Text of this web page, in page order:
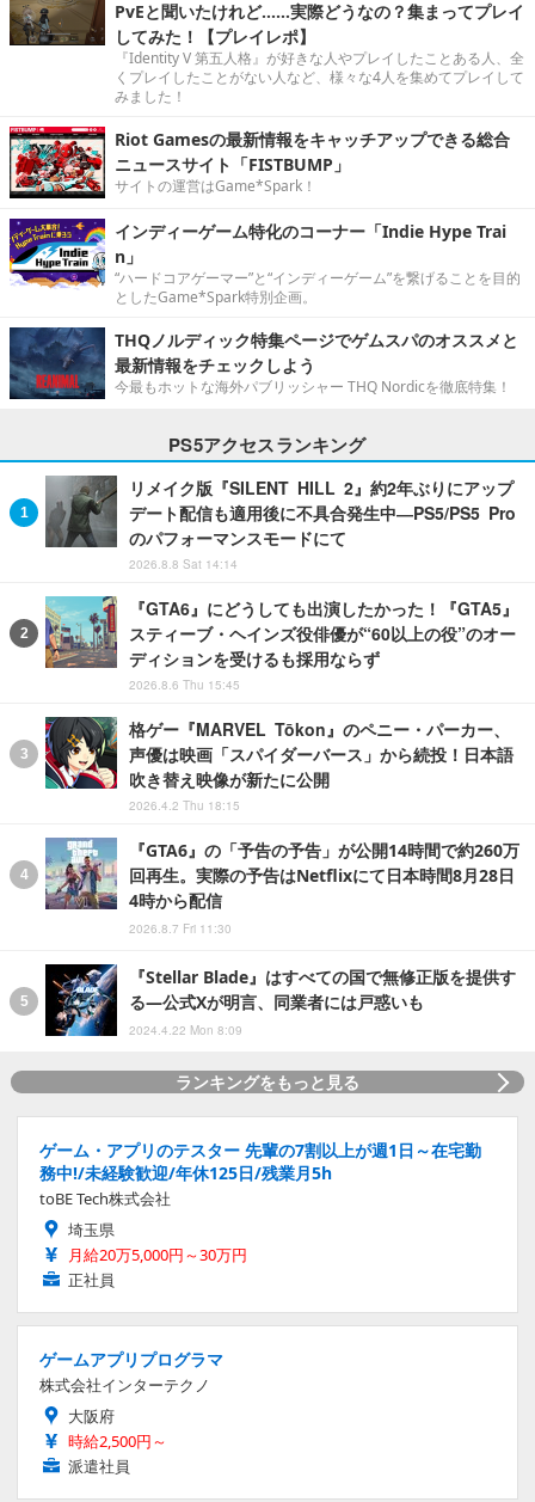
PvEと聞いたけれど……実際どうなの？集まってプレイ
してみた！【プレイレポ】
『Identity V 第五人格』が好きな人やプレイしたことある人、全
くプレイしたことがない人など、様々な4人を集めてプレイして
みました！
Riot Gamesの最新情報をキャッチアップできる総合
ニュースサイト「FISTBUMP」
サイトの運営はGame*Spark！
インディーゲーム特化のコーナー「Indie Hype Trai
n」
“ハードコアゲーマー”と“インディーゲーム”を繋げることを目的
としたGame*Spark特別企画。
THQノルディック特集ページでゲムスパのオススメと
最新情報をチェックしよう
今最もホットな海外パブリッシャー THQ Nordicを徹底特集！
PS5アクセスランキング
リメイク版『SILENT HILL 2』約2年ぶりにアップ
デート配信も適用後に不具合発生中―PS5/PS5 Pro
のパフォーマンスモードにて
2026.8.8 Sat 14:14
『GTA6』にどうしても出演したかった！『GTA5』
スティーブ・ヘインズ役俳優が“60以上の役”のオー
ディションを受けるも採用ならず
2026.8.6 Thu 15:45
格ゲー『MARVEL Tōkon』のペニー・パーカー、
声優は映画「スパイダーバース」から続投！日本語
吹き替え映像が新たに公開
2026.4.2 Thu 18:15
『GTA6』の「予告の予告」が公開14時間で約260万
回再生。実際の予告はNetflixにて日本時間8月28日
4時から配信
2026.8.7 Fri 11:30
『Stellar Blade』はすべての国で無修正版を提供す
る―公式Xが明言、同業者には戸惑いも
2024.4.22 Mon 8:09
ランキングをもっと見る
ゲーム・アプリのテスター 先輩の7割以上が週1日～在宅勤
務中!/未経験歓迎/年休125日/残業月5h
toBE Tech株式会社
埼玉県
月給20万5,000円～30万円
正社員
ゲームアプリプログラマ
株式会社インターテクノ
大阪府
時給2,500円～
派遣社員